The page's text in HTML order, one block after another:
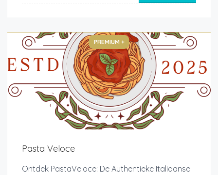
PREMIUM +
Pasta Veloce
Ontdek PastaVeloce: De Authentieke Italiaanse